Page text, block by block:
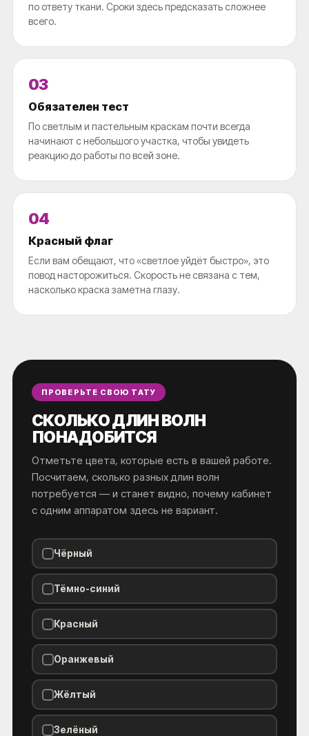
по ответу ткани. Сроки здесь предсказать сложнее
всего.
03
Обязателен тест
По светлым и пастельным краскам почти всегда
начинают с небольшого участка, чтобы увидеть
реакцию до работы по всей зоне.
04
Красный флаг
Если вам обещают, что «светлое уйдёт быстро», это
повод насторожиться. Скорость не связана с тем,
насколько краска заметна глазу.
ПРОВЕРЬТЕ СВОЮ ТАТУ
СКОЛЬКО ДЛИН ВОЛН
ПОНАДОБИТСЯ
Отметьте цвета, которые есть в вашей работе.
Посчитаем, сколько разных длин волн
потребуется — и станет видно, почему кабинет
с одним аппаратом здесь не вариант.
Чёрный
Тёмно-синий
Красный
Оранжевый
Жёлтый
Зелёный